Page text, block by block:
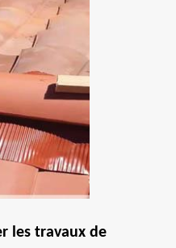
les travaux de